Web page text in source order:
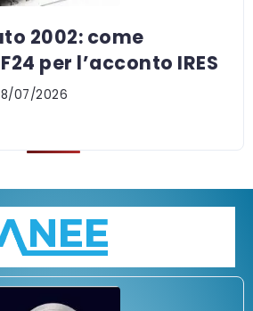
2002: come
per l’acconto IRES
07/2026